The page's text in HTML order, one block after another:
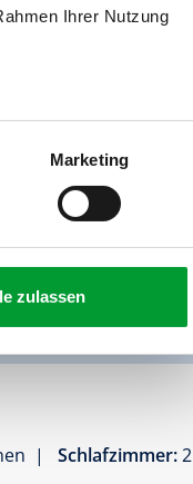
Ihrer Nutzung
Marketing
zulassen
(im Sommer
in
aufgetreten sind,
| Schlafzimmer:2